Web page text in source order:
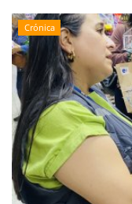
Inicio
Crónica
Policial
Tribunales
Deporte
Crónica